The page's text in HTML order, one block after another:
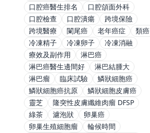
口腔癌醫生排名
口腔頜面外科
口腔檢查
口腔潰瘍
跨境保險
跨境醫療
闌尾癌 老年癌症
類癌
冷凍精子
冷凍卵子
冷凍消融
療效及副作用
淋巴癌
淋巴癌醫生邊間好
淋巴結腫大
淋巴瘤
臨床試驗
鱗狀細胞癌
鱗狀細胞癌抗原
鱗狀細胞皮膚癌
靈芝
隆突性皮膚纖維肉瘤 DFSP
綠茶
濾泡狀
卵巢癌
卵巢生殖細胞瘤
輪候時間